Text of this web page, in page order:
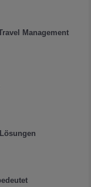
Management